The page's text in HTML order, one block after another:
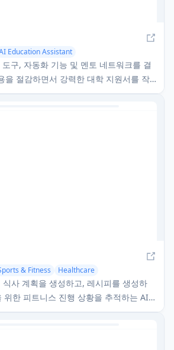
Education Assistant
AI Coaching
구, 자동화 기능 및 멘토 네트워크를 결
을 절감하면서 강력한 대학 지원서를 작
기반 대학 입학 플랫폼입니다.
& Fitness Healthcare
사 계획을 생성하고, 레시피를 생성하
위한 피트니스 진행 상황을 추적하는 AI
플랫폼입니다.